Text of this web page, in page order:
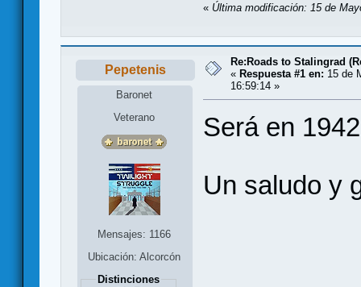
« Última modificación: 15 de
Pepetenis
Baronet
Veterano
Mensajes: 1166
Ubicación: Alcorcón
Distinciones
Re:Roads to Stalingrad
« Respuesta #1 en: 15 de
16:59:14 »
Será en
Un saludo y